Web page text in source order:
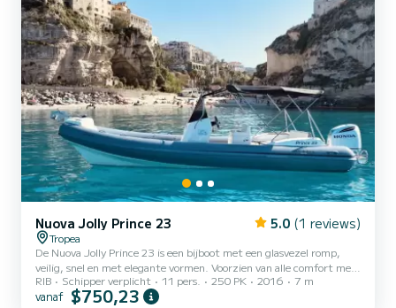
Nuova Jolly Prince 23 5.0 (1 reviews)
Tropea
De Nuova Jolly Prince 23 is een bijboot met een glasvezel romp,
veilig, snel en met elegante vormen. Voorzien van alle comfort met
een grote ligweide vooraan, U-vormige achterbanken, luifel, stereo,
douche. De huur met schipper brengt u langs de Costa degli Dei,
RIB Schipper verplicht 11 pers. 250 PK 2016 7 m
vanaf $750,23